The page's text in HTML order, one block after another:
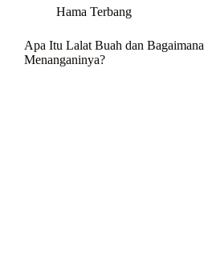
Hama Terbang
Apa Itu Lalat Buah dan Bagaimana
Menanganinya?